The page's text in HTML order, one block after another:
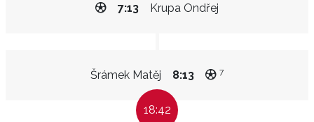
Krupa Ondřej
7:13
Šrámek Matěj 8:13 7
18:42